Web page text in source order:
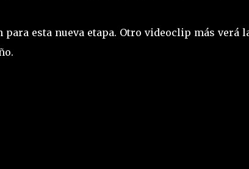
esta nueva etapa. Otro videoclip más verá